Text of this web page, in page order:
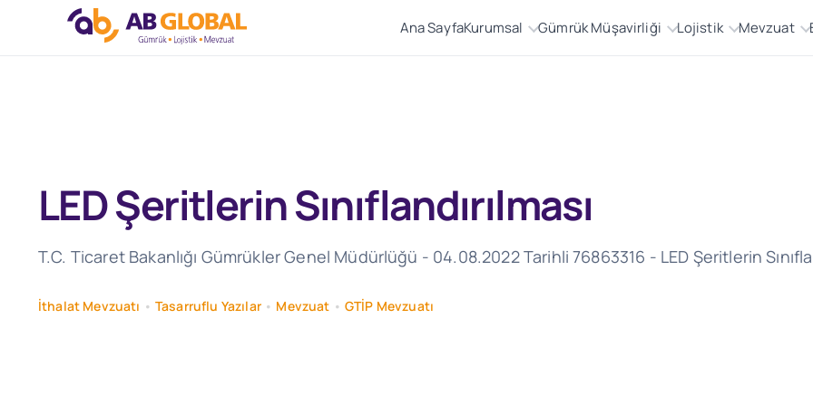
Ana SayfaKurumsal Gümrük Müşavirliği Lojistik Mevzuat
LED Şeritlerin Sınıflandırılması
T.C. Ticaret Bakanlığı Gümrükler Genel Müdürlüğü - 04.08.2022 Tarihli 76863316 - LED Şeritlerin
İthalat Mevzuatı • Tasarruflu Yazılar• Mevzuat • GTİP Mevzuatı